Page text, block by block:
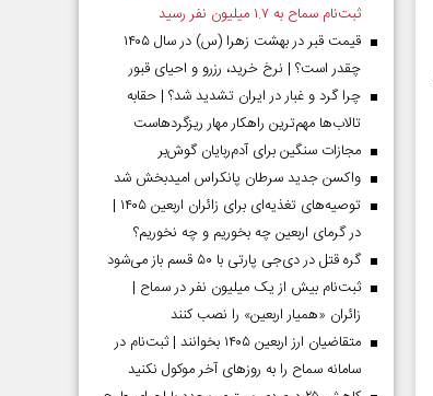
ثبت‌نام سماح به ۱.۷ میلیون نفر رسید
قیمت قبر در بهشت زهرا (س) در سال ۱۴۰۵
چقدر است؟ | نرخ خرید، رزرو و احیای قبور
چرا گرد و غبار در ایران تشدید شد؟ | حقابه
تالاب‌ها مهم‌ترین راهکار مهار ریزگردهاست
مجازات سنگین برای آدم‌ربایان گوش‌بر
واکسن جدید سرطان پانکراس امیدبخش شد
توصیه‌های تغذیه‌ای برای زائران اربعین ۱۴۰۵ |
در گرمای اربعین چه بخوریم و چه نخوریم؟
گره قتل در دی‌جی پارتی با ۵۰ قسم باز می‌شود
ثبت‌نام بیش از یک میلیون نفر در سماح |
زائران «همیار اربعین» را نصب کنند
متقاضیان ارز اربعین ۱۴۰۵ بخوانند | ثبت‌نام در
سامانه سماح را به روز‌های آخر موکول نکنید